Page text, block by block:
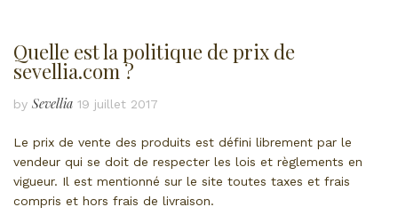
Quelle est la politique de prix de
sevellia.com ?
by Sevellia 19 juillet 2017
Le prix de vente des produits est défini librement par le
vendeur qui se doit de respecter les lois et règlements en
vigueur. Il est mentionné sur le site toutes taxes et frais
compris et hors frais de livraison.